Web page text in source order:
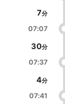
7
07:07
30
07:37
4
07:41